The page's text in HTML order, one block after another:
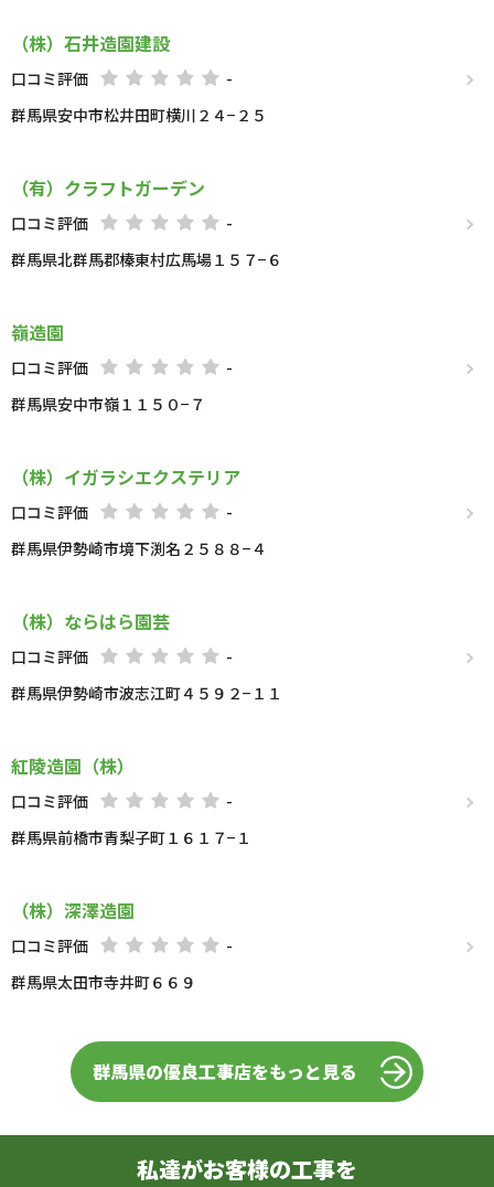
（株）石井造園建設
口コミ評価
-
群馬県安中市松井田町横川２４−２５
（有）クラフトガーデン
口コミ評価
-
群馬県北群馬郡榛東村広馬場１５７−６
嶺造園
口コミ評価
-
群馬県安中市嶺１１５０−７
（株）イガラシエクステリア
口コミ評価
-
群馬県伊勢崎市境下渕名２５８８−４
（株）ならはら園芸
口コミ評価
-
群馬県伊勢崎市波志江町４５９２−１１
紅陵造園（株）
口コミ評価
-
群馬県前橋市青梨子町１６１７−１
（株）深澤造園
口コミ評価
-
群馬県太田市寺井町６６９
群馬県の優良工事店をもっと見る
私達がお客様の工事を